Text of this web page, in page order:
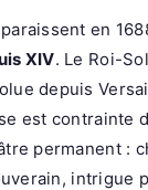
paraissent en
XIV. Le Roi-
depuis
est contrainte
permanent :
intrigue